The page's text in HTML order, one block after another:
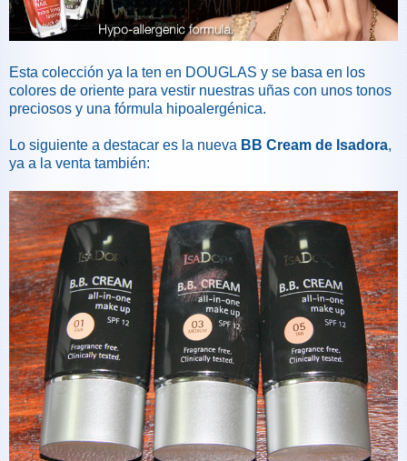
Esta colección ya la ten en DOUGLAS y se basa en los
colores de oriente para vestir nuestras uñas con unos tonos
preciosos y una fórmula hipoalergénica.
Lo siguiente a destacar es la nueva BB Cream de Isadora,
ya a la venta también: